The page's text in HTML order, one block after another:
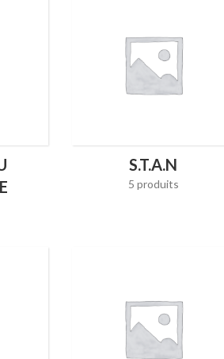
S.T.A.N
5 produits